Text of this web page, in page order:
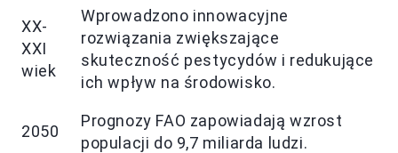
XX-
XXI
wiek
Wprowadzono innowacyjne
rozwiązania zwiększające
skuteczność pestycydów i redukujące
ich wpływ na środowisko.
2050
Prognozy FAO zapowiadają wzrost
populacji do 9,7 miliarda ludzi.